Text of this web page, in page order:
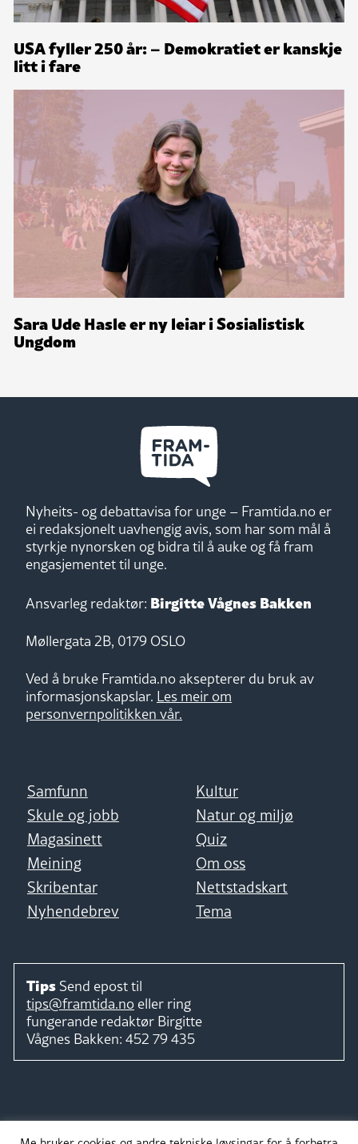
USA fyller 250 år: – Demokratiet er kanskje
litt i fare
Sara Ude Hasle er ny leiar i Sosialistisk
Ungdom
Nyheits- og debattavisa for unge – Framtida.no er
ei redaksjonelt uavhengig avis, som har som mål å
styrkje nynorsken og bidra til å auke og få fram
engasjementet til unge.
Ansvarleg redaktør: Birgitte Vågnes Bakken
Møllergata 2B, 0179 OSLO
Ved å bruke Framtida.no aksepterer du bruk av
informasjonskapslar. Les meir om
personvernpolitikken vår.
Samfunn
Kultur
Skule og jobb
Natur og miljø
Magasinett
Quiz
Meining
Om oss
Skribentar
Nettstadskart
Nyhendebrev
Tema
Tips Send epost til
tips@framtida.no eller ring
fungerande redaktør Birgitte
Vågnes Bakken: 452 79 435